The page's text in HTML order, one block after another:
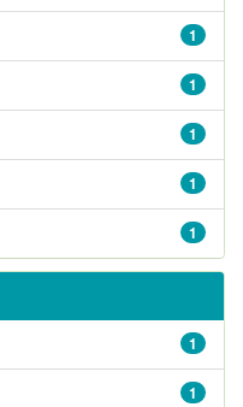
1
1
1
1
1
1
1